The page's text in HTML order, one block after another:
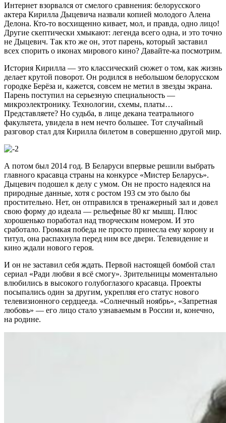
Интернет взорвался от смелого сравнения: белорусского
актера Кирилла Дыцевича назвали копией молодого Алена
Делона. Кто-то восхищенно кивает, мол, и правда, одно лицо!
Другие скептически хмыкают: легенда всего одна, и это точно
не Дыцевич. Так кто же он, этот парень, который заставил
всех спорить о иконах мирового кино? Давайте-ка посмотрим.
История Кирилла — это классический сюжет о том, как жизнь
делает крутой поворот. Он родился в небольшом белорусском
городке Берёза и, кажется, совсем не метил в звезды экрана.
Парень поступил на серьезную специальность —
микроэлектронику. Технологии, схемы, платы…
Представляете? Но судьба, в лице декана театрального
факультета, увидела в нем нечто большее. Тот случайный
разговор стал для Кирилла билетом в совершенно другой мир.
А потом был 2014 год. В Беларуси впервые решили выбрать
главного красавца страны на конкурсе «Мистер Беларусь».
Дыцевич подошел к делу с умом. Он не просто надеялся на
природные данные, хотя с ростом 193 см это было бы
простительно. Нет, он отправился в тренажерный зал и довел
свою форму до идеала — рельефные 80 кг мышц. Плюс
хорошенько поработал над творческим номером. И это
сработало. Громкая победа не просто принесла ему корону и
титул, она распахнула перед ним все двери. Телевидение и
кино ждали нового героя.
И он не заставил себя ждать. Первой настоящей бомбой стал
сериал «Ради любви я всё смогу». Зрительницы моментально
влюбились в высокого голубоглазого красавца. Проекты
посыпались один за другим, укрепляя его статус нового
телевизионного сердцееда. «Солнечный ноябрь», «Запретная
любовь» — его лицо стало узнаваемым в России и, конечно,
на родине.